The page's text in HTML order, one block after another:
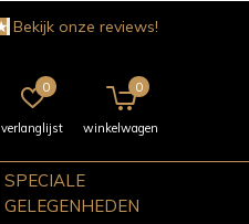
SPECIALE
GELEGENHEDEN
verlanglijst
0
winkelwagen
0
Bekijk onze reviews!